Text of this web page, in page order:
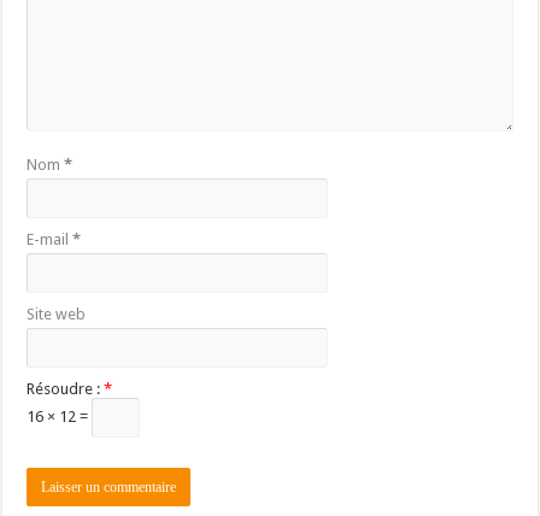
Nom*
E-mail*
Site web
Résoudre :*
16 × 12 =